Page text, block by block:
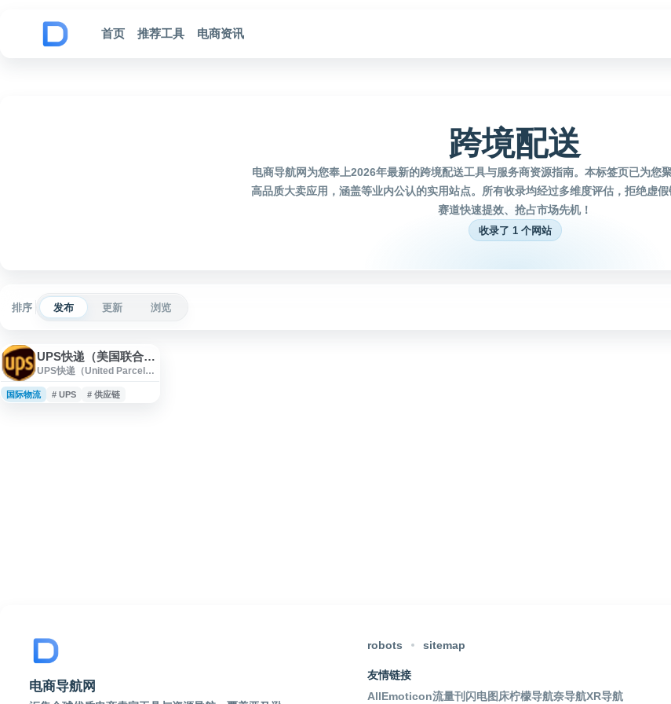
首页
推荐工具 电商资讯
跨境配送
电商导航网为您奉上2026年最新的跨境配送工具与服务商资源指南。本标签页已为您
高品质大卖应用，涵盖等业内公认的实用站点。所有收录均经过多维度评估，拒绝虚
赛道快速提效、抢占市场先机！
收录了 1 个网站
排序 发布 更新 浏览
UPS快递（美国联合包裹运送服务公司）
UPS快递（United Parcel
递送与物流服务提供商，官
网提供国际快递、国内配
国际物流 # UPS # 供应链
电商导航网
robots sitemap
友情链接
AllEmoticon流量刊 闪电图床柠檬导航奈导航XR导航